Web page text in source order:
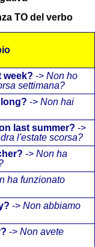
TO del verbo
week? -> Non ho
settimana?
-> Non hai
last summer? ->
l'estate scorsa?
-> Non ha
ha funzionato
-> Non abbiamo
-> Non avete